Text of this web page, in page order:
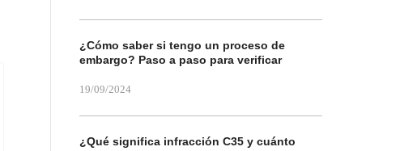
¿Cómo saber si tengo un proceso de
embargo? Paso a paso para verificar
19/09/2024
¿Qué significa infracción C35 y cuánto